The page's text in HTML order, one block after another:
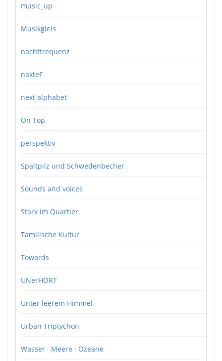
music_up
Musikgleis
nachtfrequenz
nakteF
next alphabet
On Top
perspektiv
Spaltpilz und Schwedenbecher
Sounds and voices
Stark im Quartier
Tamilische Kultur
Towards
UNerHÖRT
Unter leerem Himmel
Urban Triptychon
Wasser · Meere · Ozeane